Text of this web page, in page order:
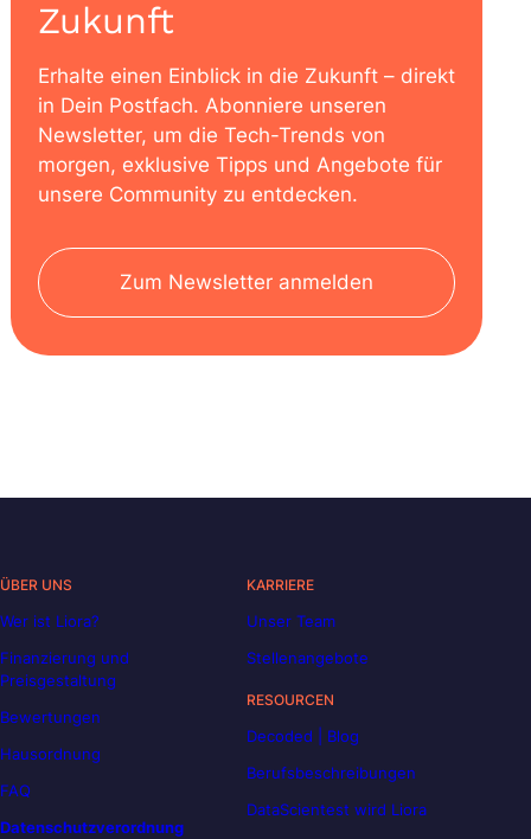
Zukunft
Erhalte einen Einblick in die Zukunft – direkt
in Dein Postfach. Abonniere unseren
Newsletter, um die Tech-Trends von
morgen, exklusive Tipps und Angebote für
unsere Community zu entdecken.
Zum Newsletter anmelden
ÜBER UNS
Wer ist Liora?
Finanzierung und
Preisgestaltung
Bewertungen
Hausordnung
FAQ
Datenschutzverordnung
KARRIERE
Unser Team
Stellenangebote
RESOURCEN
Decoded | Blog
Berufsbeschreibungen
DataScientest wird Liora